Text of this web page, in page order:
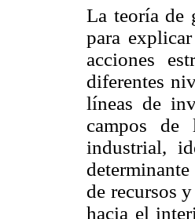
La teoría de
para
acciones
diferentes
líneas de
campos de
industrial,
de recursos
hacia el